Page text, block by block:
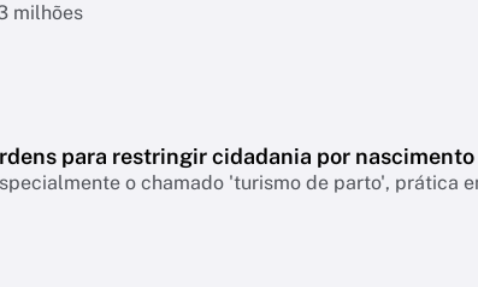
milhões
para restringir cidadania por nascimento
o chamado 'turismo de parto', prática